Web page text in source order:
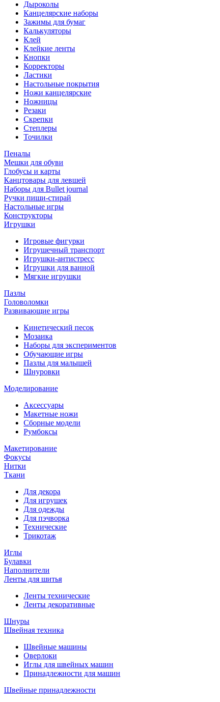
Дыроколы
Канцелярские наборы
Зажимы для бумаг
Калькуляторы
Клей
Клейкие ленты
Кнопки
Корректоры
Ластики
Настольные покрытия
Ножи канцелярские
Ножницы
Резаки
Скрепки
Степлеры
Точилки
Пеналы
Мешки для обуви
Глобусы и карты
Канцтовары для левшей
Наборы для Bullet journal
Ручки пиши-стирай
Настольные игры
Конструкторы
Игрушки
Игровые фигурки
Игрушечный транспорт
Игрушки-антистресс
Игрушки для ванной
Мягкие игрушки
Пазлы
Головоломки
Развивающие игры
Кинетический песок
Мозаика
Наборы для экспериментов
Обучающие игры
Пазлы для малышей
Шнуровки
Моделирование
Аксессуары
Макетные ножи
Сборные модели
Румбоксы
Макетирование
Фокусы
Нитки
Ткани
Для декора
Для игрушек
Для одежды
Для пэчворка
Технические
Трикотаж
Иглы
Булавки
Наполнители
Ленты для шитья
Ленты технические
Ленты декоративные
Шнуры
Швейная техника
Швейные машины
Оверлоки
Иглы для швейных машин
Принадлежности для машин
Швейные принадлежности